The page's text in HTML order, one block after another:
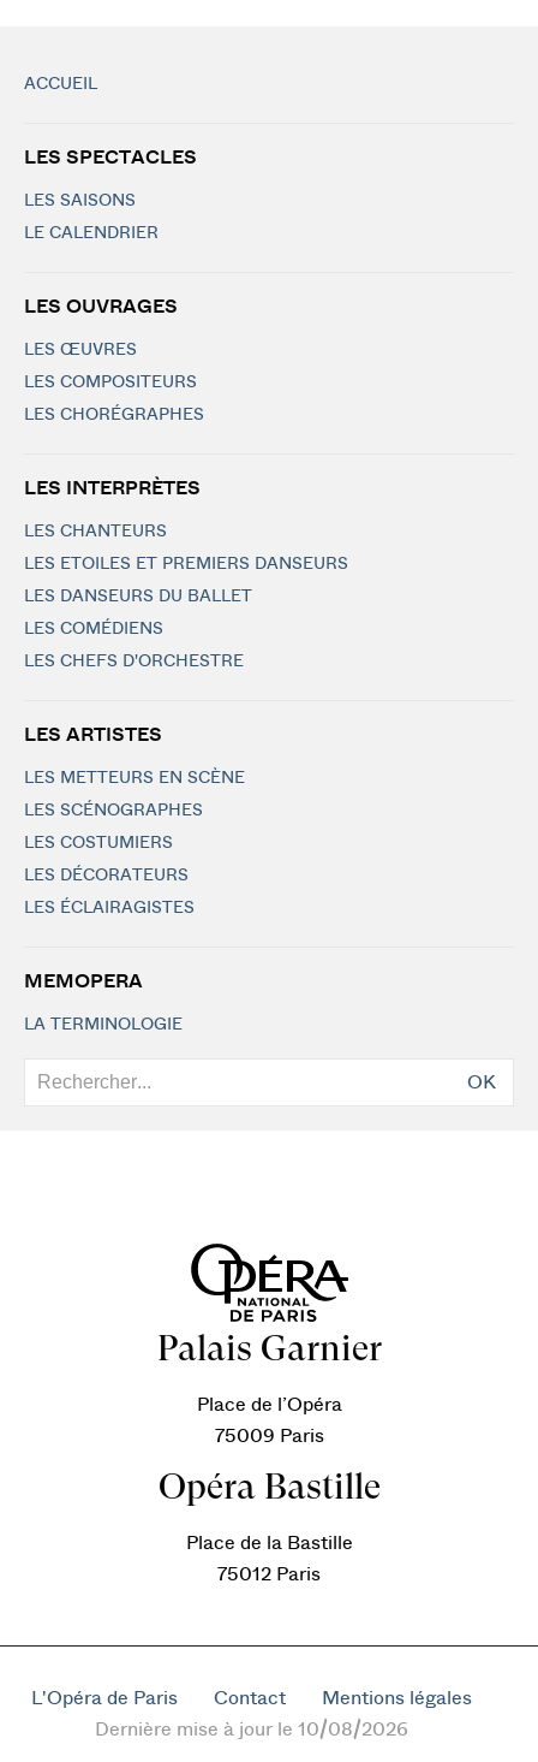
ACCUEIL
LES SPECTACLES
LES SAISONS
LE CALENDRIER
LES OUVRAGES
LES ŒUVRES
LES COMPOSITEURS
LES CHORÉGRAPHES
LES INTERPRÈTES
LES CHANTEURS
LES ETOILES ET PREMIERS DANSEURS
LES DANSEURS DU BALLET
LES COMÉDIENS
LES CHEFS D'ORCHESTRE
LES ARTISTES
LES METTEURS EN SCÈNE
LES SCÉNOGRAPHES
LES COSTUMIERS
LES DÉCORATEURS
LES ÉCLAIRAGISTES
MEMOPERA
LA TERMINOLOGIE
OK
Palais Garnier
Place de l’Opéra
75009 Paris
Opéra Bastille
Place de la Bastille
75012 Paris
L'Opéra de Paris Contact
Mentions légales
Dernière mise à jour le 10/08/2026